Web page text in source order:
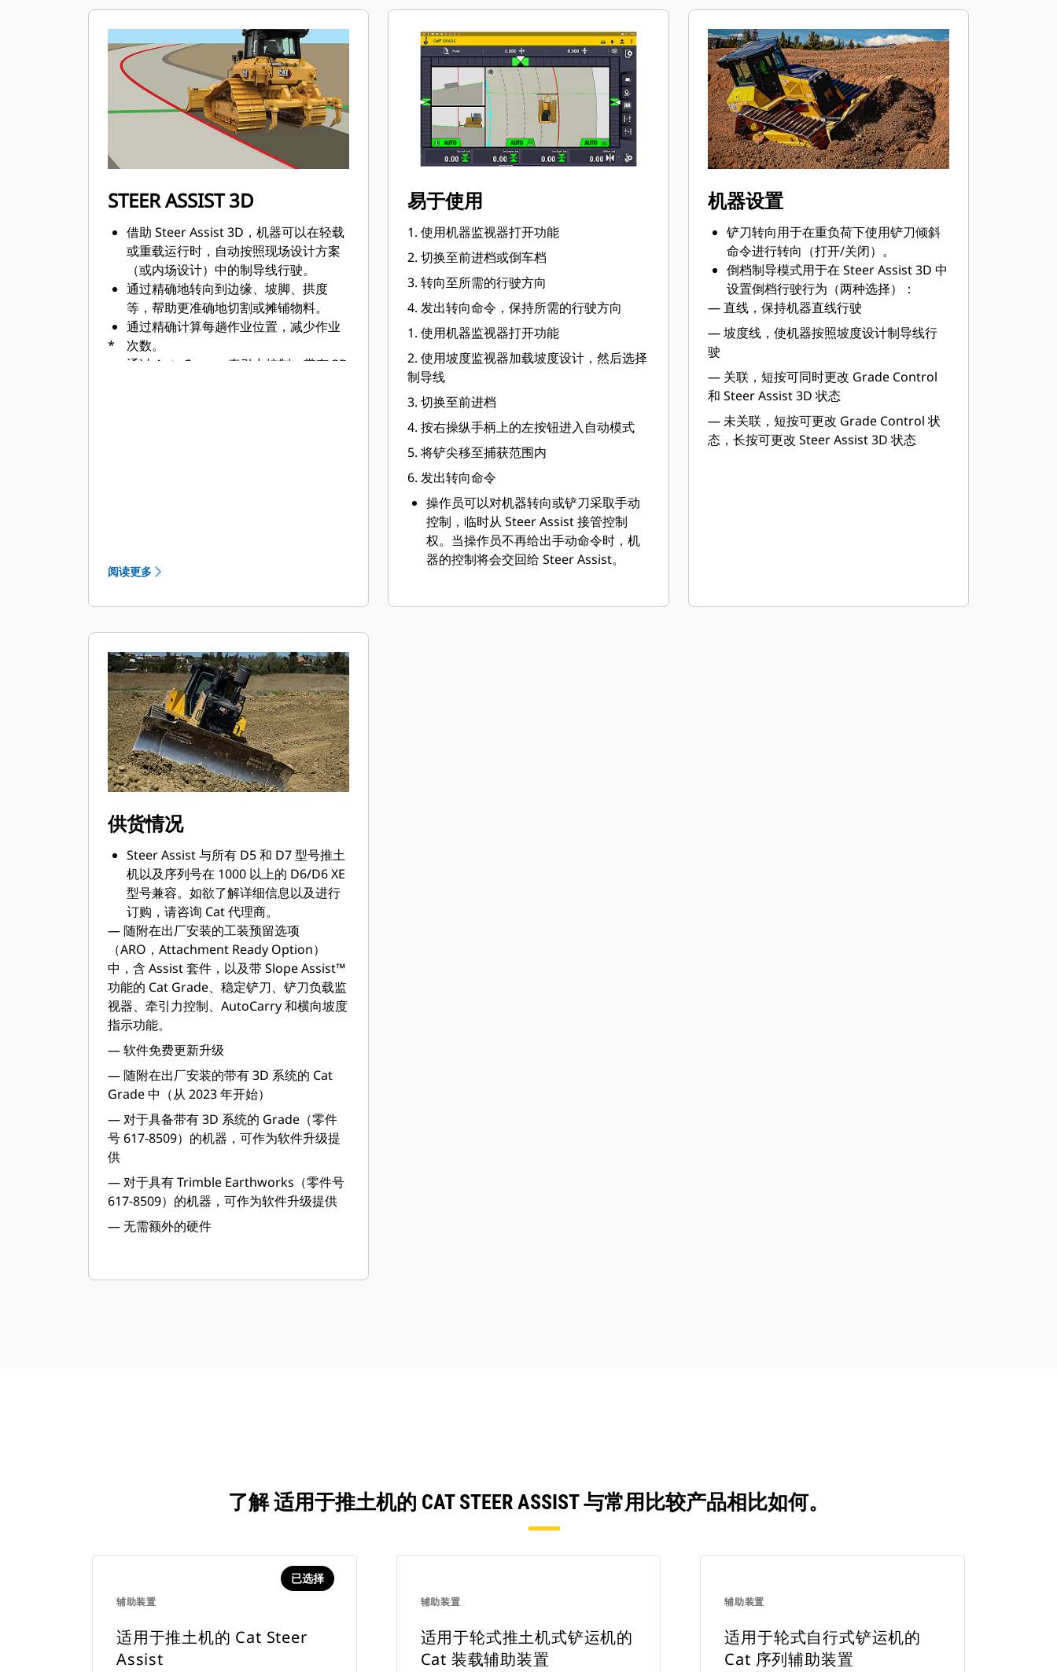
STEER ASSIST 3D
借助 Steer Assist 3D，机器可以在轻载
或重载运行时，自动按照现场设计方案
（或内场设计）中的制导线行驶。​
通过精确地转向到边缘、坡脚、拱度
等，帮助更准确地切割或摊铺物料。​
通过精确计算每趟作业位置，减少作业
次数。​
通过 AutoCarry、牵引力控制、带有 3D
*
阅读更多
易于使用
1. 使用机器监视器打开功能
2. 切换至前进档或倒车档​
3. 转向至所需的行驶方向​
4. 发出转向命令，保持所需的行驶方向​
1. 使用机器监视器打开功能
2. 使用坡度监视器加载坡度设计，然后选择
制导线​
3. 切换至前进档​
4. 按右操纵手柄上的左按钮进入自动模式​
5. 将铲尖移至捕获范围内​
6. 发出转向命令​
操作员可以对机器转向或铲刀采取手动
控制，临时从 Steer Assist 接管控制
权。当操作员不再给出手动命令时，机
器的控制将会交回给 Steer Assist。
机器设置
铲刀转向用于在重负荷下使用铲刀倾斜
命令进行转向（打开/关闭）。​
倒档制导模式用于在 Steer Assist 3D 中
设置倒档行驶行为（两种选择）：​
— 直线，保持机器直线行驶​
— 坡度线，使机器按照坡度设计制导线行
驶
— 关联，短按可同时更改 Grade Control
和 Steer Assist 3D 状态
— 未关联，短按可更改 Grade Control 状
态，长按可更改 Steer Assist 3D 状态
供货情况
Steer Assist 与所有 D5 和 D7 型号推土
机以及序列号在 1000 以上的 D6/D6 XE
型号兼容。如欲了解详细信息以及进行
订购，请咨询 Cat 代理商。​
— 随附在出厂安装的工装预留选项
（ARO，Attachment Ready Option）
中，含 Assist 套件​，以及带 Slope Assist™
功能的 Cat Grade、稳定铲刀、铲刀负载监
视器、牵引力控制、AutoCarry 和横向坡度
指示功能。
— 软件免费更新升级​
— 随附在出厂安装的带有 3D 系统的 Cat
Grade 中（从 2023 年开始）​
— 对于具备带有 3D 系统的 Grade（零件
号 617-8509）的机器，可作为软件升级提
供​
— 对于具有 Trimble Earthworks（零件号
617-8509）的机器，可作为软件升级提供​
— 无需额外的硬件​
了解 适用于推土机的 CAT STEER ASSIST 与常用比较产品相比如何。
辅助装置
已选择
适用于推土机的 Cat Steer
Assist
辅助装置
适用于轮式推土机式铲运机的
Cat 装载辅助装置
辅助装置
适用于轮式自行式铲运机的
Cat 序列辅助装置